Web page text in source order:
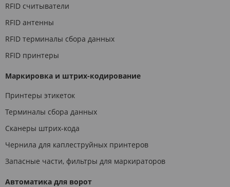
RFID считыватели
RFID антенны
RFID терминалы сбора данных
RFID принтеры
Маркировка и штрих-кодирование
Принтеры этикеток
Терминалы сбора данных
Сканеры штрих-кода
Чернила для каплеструйных принтеров
Запасные части, фильтры для маркираторов
Автоматика для ворот